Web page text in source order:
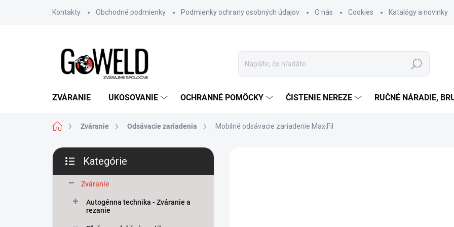
Kontakty
Obchodné podmienky Podmienky ochrany osobných údajov O nás Cookies Katalógy a novinky
Hľadať
ZVÁRANIE UKOSOVANIE OCHRANNÉ POMÔCKY ČISTENIE NEREZE RUČNÉ NÁRADIE,
DomovZváranie Odsávacie zariadenia Mobilné odsávacie zariadenie MaxiFil
Bočný panel
Preskočiť kategórie
Kategórie
Zváranie
Autogénna technika - Zváranie a
rezanie